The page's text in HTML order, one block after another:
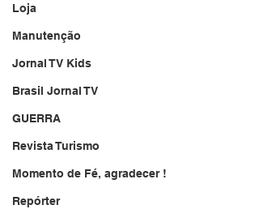
Loja
Manutenção
Jornal TV Kids
Brasil Jornal TV
GUERRA
Revista Turismo
Momento de Fé, agradecer !
Repórter